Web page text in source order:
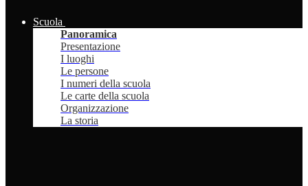
Scuola
Panoramica
Presentazione
I luoghi
Le persone
I numeri della scuola
Le carte della scuola
Organizzazione
La storia